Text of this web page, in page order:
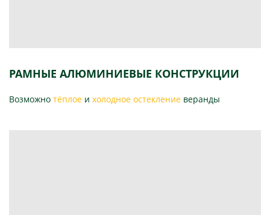
РАМНЫЕ АЛЮМИНИЕВЫЕ КОНСТРУКЦИИ
Возможно тёплое и холодное остекление веранды